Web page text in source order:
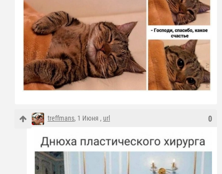
0
treffmans, 1 Июня , url